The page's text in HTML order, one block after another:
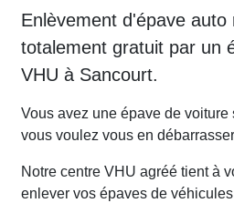
Enlèvement d'épave auto
totalement gratuit par un
VHU à Sancourt.
Vous avez une épave de voiture
vous voulez vous en
Notre centre VHU agréé tient à
enlever vos épaves de